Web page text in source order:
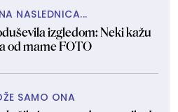
NASLEDNICA...
izgledom: Neki kažu
od mame FOTO
SAMO ONA